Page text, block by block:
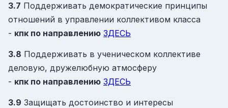
3.7 Поддерживать демократические принципы
отношений в управлении коллективом класса
- кпк по направлению ЗДЕСЬ
3.8 Поддерживать в ученическом коллективе
деловую, дружелюбную атмосферу
- кпк по направлению ЗДЕСЬ
3.9 Защищать достоинство и интересы